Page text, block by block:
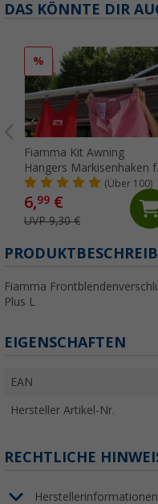
DAS KÖNNTE DIR
%
Fiamma Kit Awning
Hangers Markisenhaken
die Kederschiene(Über 100)
6,99 €
UVP 9,30 €
Fiamma
Plus L
EIGENSCHAFTEN
EAN
Hersteller Artikel-Nr.
RECHTLICHE
Herstellerinformationen